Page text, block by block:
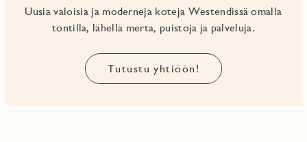
Uusia valoisia ja moderneja koteja Westendissä omalla
tontilla, lähellä merta, puistoja ja palveluja.
Tutustu yhtiöön!